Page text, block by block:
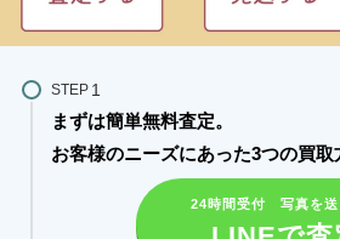
STEP
まずは簡単無料査定。
お客様のニーズにあった3つの買取
24時間受付 写真を送